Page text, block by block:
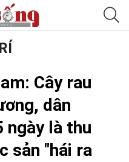
Cây rau
dân
ngày là thu
sản "hái ra